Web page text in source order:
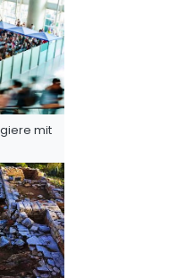
mit